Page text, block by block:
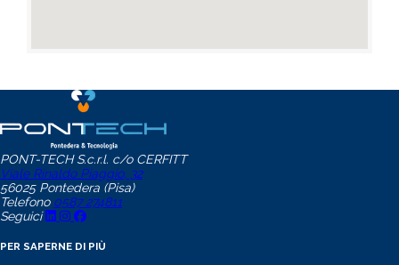
PONT-TECH S.c.r.l. c/o CERFITT
Viale Rinaldo Piaggio, 32
56025 Pontedera (Pisa)
Telefono 0587 274811
Seguici
PER SAPERNE DI PIÙ